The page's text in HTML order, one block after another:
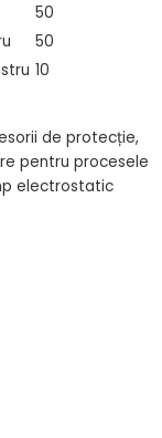
50
50
10
de protecție,
pentru procesele
electrostatic